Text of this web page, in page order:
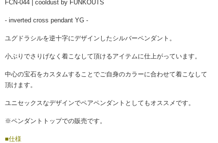
FCN-044 | cooldust by FUNKOUTS
- inverted cross pendant YG -
ユグドラシルを逆十字にデザインしたシルバーペンダント。
小ぶりでさりげなく着こなして頂けるアイテムに仕上がっています。
中心の宝石をカスタムすることでご自身のカラーに合わせて着こなして
頂けます。
ユニセックスなデザインでペアペンダントとしてもオススメです。
※ペンダントトップでの販売です。
■仕様